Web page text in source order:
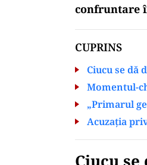
confruntare
CUPRINS
Ciucu se dă
Momentul-
„Primarul
Acuzația